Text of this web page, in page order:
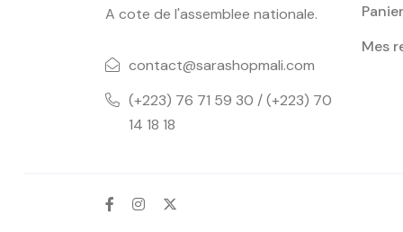
A cote de l'assemblee nationale.
contact@sarashopmali.com
(+223) 76 71 59 30 / (+223) 70
14 18 18
Panier
Mes